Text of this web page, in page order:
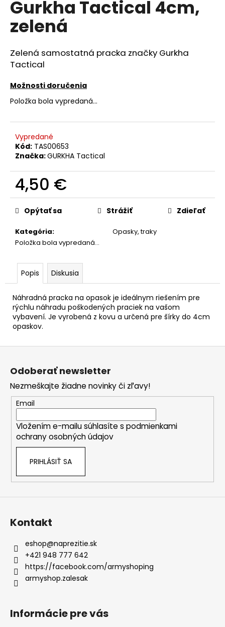
Gurkha Tactical 4cm,
zelená
Zelená samostatná pracka značky Gurkha
Tactical
Možnosti doručenia
Položka bola vypredaná…
Vypredané
Kód: TAS00653
Značka:GURKHA Tactical
4,50 €
Jednotková
cena:
Kategória:
Opasky, traky
Položka bola vypredaná…
Opýtať sa Strážiť Zdieľať
Popis Diskusia
Náhradná pracka na opasok je ideálnym riešením pre
rýchlu náhradu poškodených praciek na vašom
vybavení. Je vyrobená z kovu a určená pre šírky do 4cm
opaskov.
á
j
ť
?
O
d
p
ú
č
a
m
Z
Odoberať newsletter
Nezmeškajte žiadne novinky či zľavy!
Email
Vložením e-mailu súhlasíte s podmienkami
ochrany osobných údajov
PRIHLÁSIŤ SA
Kontakt
eshop@naprezitie.sk
+421 948 777 642
https://facebook.com/armyshoping
armyshop.zalesak
Informácie pre vás